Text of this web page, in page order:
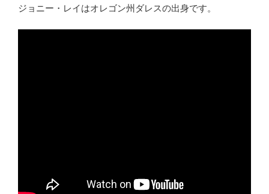
ジョニー・レイはオレゴン州ダレスの出身です。